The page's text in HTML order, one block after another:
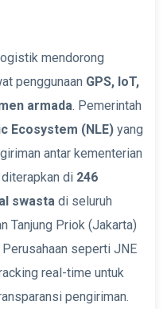
mendorong
penggunaan GPS, IoT,
armada. Pemerintah
Ecosystem (NLE) yang
antar kementerian
di 246
swasta di seluruh
Tanjung Priok (Jakarta)
Perusahaan seperti JNE
real-time untuk
pengiriman.